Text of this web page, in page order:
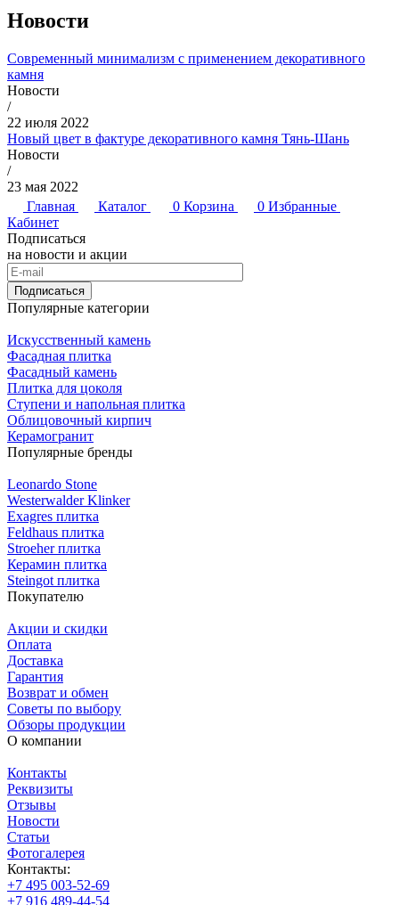
Новости
Современный минимализм с применением декоративного
камня
Новости
/
22 июля 2022
Новый цвет в фактуре декоративного камня Тянь-Шань
Новости
/
23 мая 2022
Главная
Каталог 0 Корзина 0 Избранные
Кабинет
Подписаться
на новости и акции
Подписаться
Популярные категории
Искусственный камень
Фасадная плитка
Фасадный камень
Плитка для цоколя
Ступени и напольная плитка
Облицовочный кирпич
Керамогранит
Популярные бренды
Leonardo Stone
Westerwalder Klinker
Exagres плитка
Feldhaus плитка
Stroeher плитка
Керамин плитка
Steingot плитка
Покупателю
Акции и скидки
Оплата
Доставка
Гарантия
Возврат и обмен
Советы по выбору
Обзоры продукции
О компании
Контакты
Реквизиты
Отзывы
Новости
Статьи
Фотогалерея
Контакты:
+7 495 003-52-69
+7 916 489-44-54